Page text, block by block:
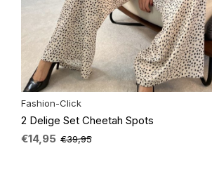
Fashion-Click
2 Delige Set Cheetah Spots
€14,95 €39,95